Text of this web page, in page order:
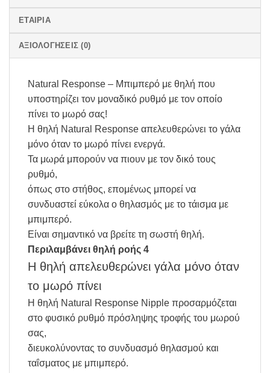
ΕΤΑΙΡΊΑ
ΑΞΙΟΛΟΓΉΣΕΙΣ (0)
Natural Response – Μπιμπερό με θηλή που
υποστηρίζει τον μοναδικό ρυθμό με τον οποίο
πίνει το μωρό σας!
Η θηλή Natural Response απελευθερώνει το γάλα
μόνο όταν το μωρό πίνει ενεργά.
Τα μωρά μπορούν να πιουν με τον δικό τους
ρυθμό,
όπως στο στήθος, επομένως μπορεί να
συνδυαστεί εύκολα ο θηλασμός με το τάισμα με
μπιμπερό.
Είναι σημαντικό να βρείτε τη σωστή θηλή.
Περιλαμβάνει θηλή ροής 4
Η θηλή απελευθερώνει γάλα μόνο όταν
το μωρό πίνει
Η θηλή Natural Response Nipple προσαρμόζεται
στο φυσικό ρυθμό πρόσληψης τροφής του μωρού
σας,
διευκολύνοντας το συνδυασμό θηλασμού και
ταΐσματος με μπιμπερό.